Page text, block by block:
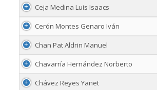
Ceja Medina Luis Isaacs
Cerón Montes Genaro Iván
Chan Pat Aldrin Manuel
Chavarría Hernández Norberto
Chávez Reyes Yanet